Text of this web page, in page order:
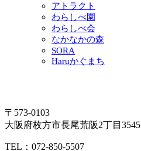
アトラクト
わらしべ園
わらしべ会
なかなかの森
SORA
Haruかぐまち
〒573-0103
大阪府枚方市長尾荒阪2丁目3545
TEL：072-850-5507